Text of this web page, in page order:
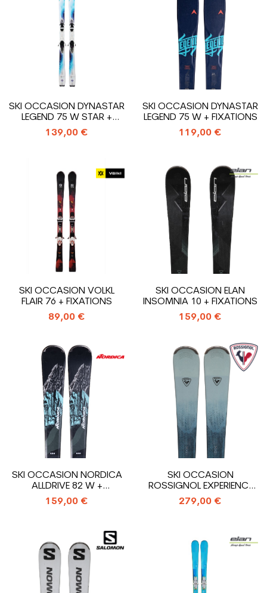
SKI OCCASION DYNASTAR
LEGEND 75 W STAR +
FIXATIONS
139,00 €
SKI OCCASION DYNASTAR
LEGEND 75 W + FIXATIONS
119,00 €
SKI OCCASION VOLKL
FLAIR 76 + FIXATIONS
89,00 €
SKI OCCASION ELAN
INSOMNIA 10 + FIXATIONS
159,00 €
SKI OCCASION NORDICA
ALLDRIVE 82 W +
FIXATIONS
159,00 €
SKI OCCASION
ROSSIGNOL EXPERIENCE
80 W CARBON +...
279,00 €